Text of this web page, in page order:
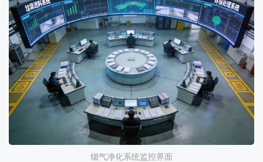
烟气净化系统监控界面